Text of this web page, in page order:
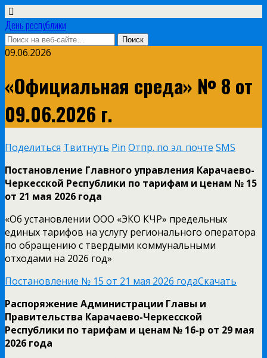
День республики
09.06.2026
«Официальная среда» № 8 от
09.06.2026 г.
Поделиться Твитнуть Pin Отпр. по эл. почте SMS
Постановление Главного управления Карачаево-
Черкесской Республики по тарифам и ценам № 15
от 21 мая 2026 года
«Об установлении ООО «ЭКО КЧР» предельных
единых тарифов на услугу регионального оператора
по обращению с твердыми коммунальными
отходами на 2026 год»
Постановление № 15 от 21 мая 2026 годаСкачать
Распоряжение Администрации Главы и
Правительства Карачаево-Черкесской
Республики по тарифам и ценам № 16-р от 29 мая
2026 года